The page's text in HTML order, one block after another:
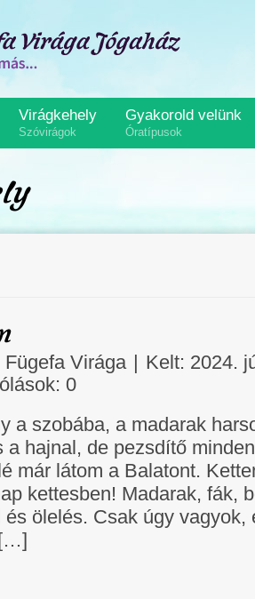
Virágkehely
Szóvirágok
Gyakorold velünk
Óratípusok
Fügefa Virága | Kelt: 2024.
0
a szobába, a madarak
a hajnal, de pezsdítő
már látom a Balatont.
kettesben! Madarak, fák,
ölelés. Csak úgy vagyok,
[…]